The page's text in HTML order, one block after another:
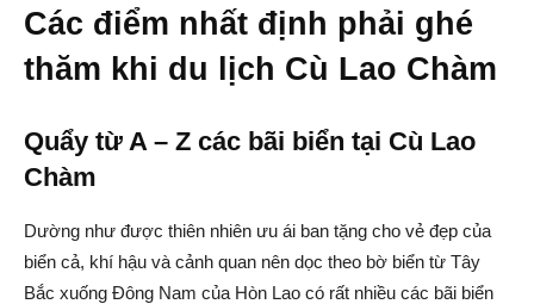
Các điểm nhất định phải ghé
thăm khi du lịch Cù Lao Chàm
Quẩy từ A – Z các bãi biển tại Cù Lao
Chàm
Dường như được thiên nhiên ưu ái ban tặng cho vẻ đẹp của
biển cả, khí hậu và cảnh quan nên dọc theo bờ biển từ Tây
Bắc xuống Đông Nam của Hòn Lao có rất nhiều các bãi biển